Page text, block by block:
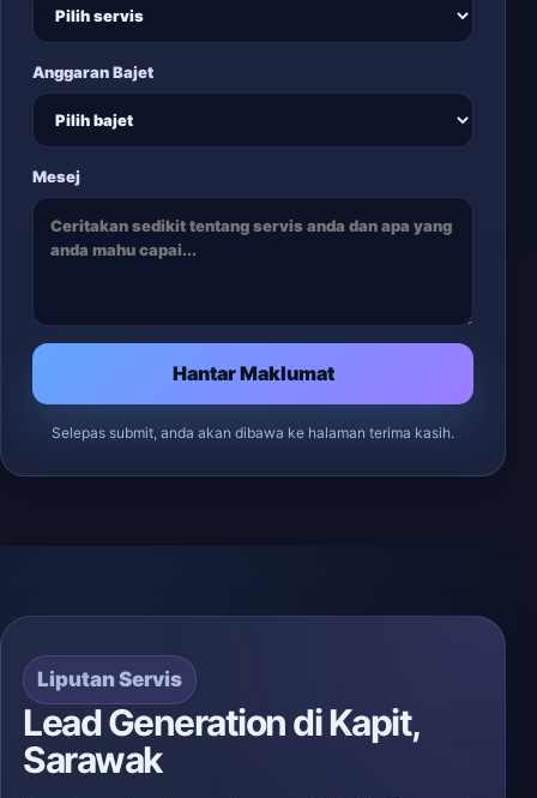
Anggaran Bajet
Mesej
Hantar Maklumat
Selepas submit, anda akan dibawa ke halaman terima kasih.
Liputan Servis
Lead Generation di Kapit,
Sarawak